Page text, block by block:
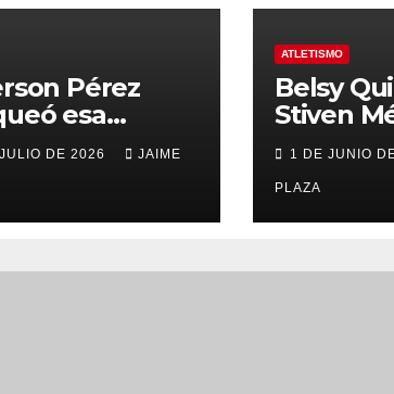
Pérez
esa
‘imposible’
hace 30
DE 2026 JAIME
ATLETISMO
Belsy
Stiven
nueva
del
1 DE JUNIO
PLAZA